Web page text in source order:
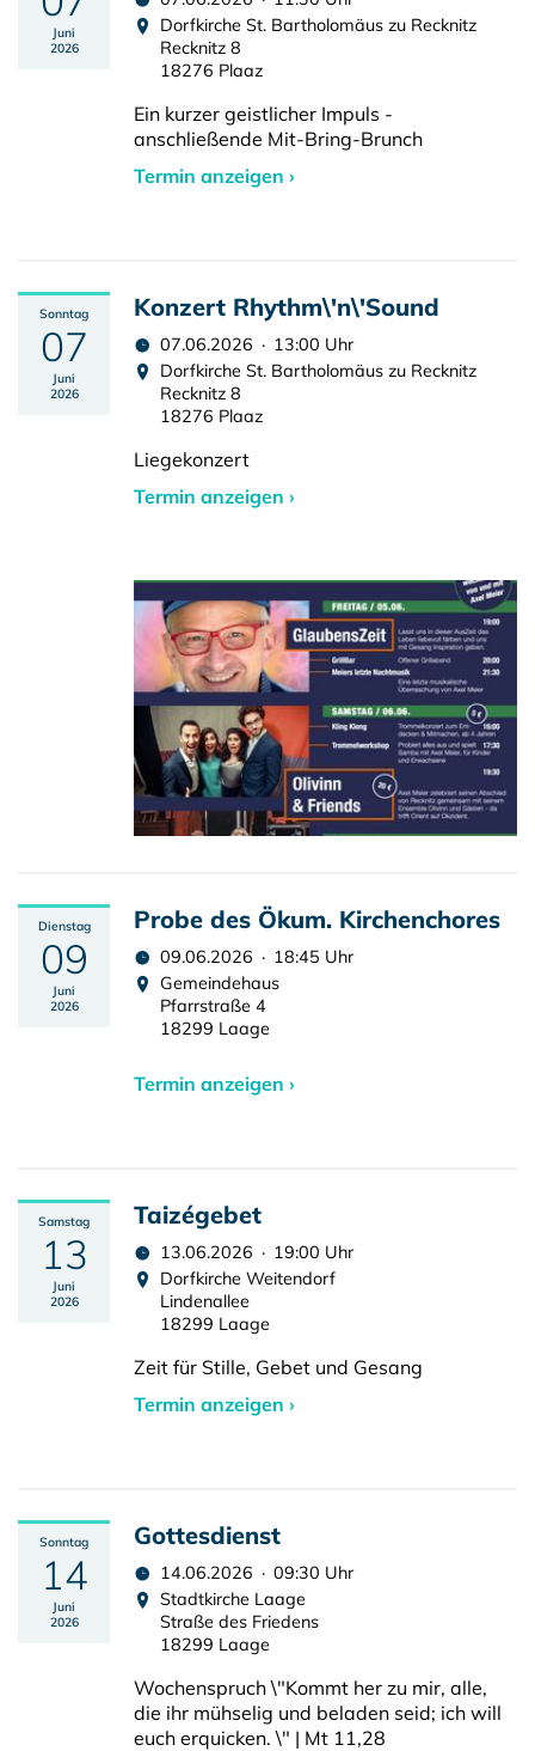
Juni
2026
Dorfkirche St. Bartholomäus zu Recknitz
Recknitz 8
18276 Plaaz
Ein kurzer geistlicher Impuls -
anschließende Mit-Bring-Brunch
Termin anzeigen ›
Sonntag
07
Juni
2026
Konzert Rhythm\'n\'Sound
07.06.2026 · 13:00 Uhr
Dorfkirche St. Bartholomäus zu Recknitz
Recknitz 8
18276 Plaaz
Liegekonzert
Termin anzeigen ›
Dienstag
09
Juni
2026
Probe des Ökum. Kirchenchores
09.06.2026 · 18:45 Uhr
Gemeindehaus
Pfarrstraße 4
18299 Laage
Termin anzeigen ›
Samstag
13
Juni
2026
Taizégebet
13.06.2026 · 19:00 Uhr
Dorfkirche Weitendorf
Lindenallee
18299 Laage
Zeit für Stille, Gebet und Gesang
Termin anzeigen ›
Sonntag
14
Juni
2026
Gottesdienst
14.06.2026 · 09:30 Uhr
Stadtkirche Laage
Straße des Friedens
18299 Laage
Wochenspruch \"Kommt her zu mir, alle,
die ihr mühselig und beladen seid; ich will
euch erquicken. \" | Mt 11,28